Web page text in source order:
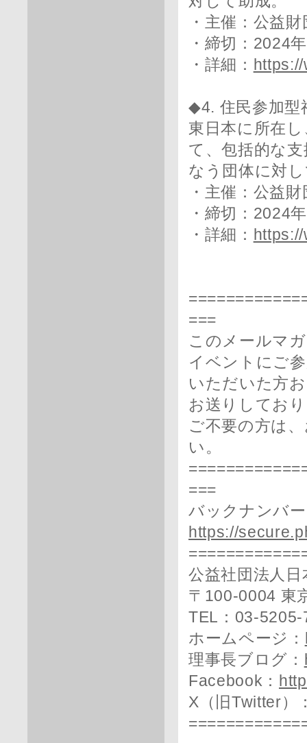
・主催：公益
・締切：2024
・詳細：
◆4. 住民参加型
東日本に所在
て、包括的な
なう団体に対
・主催：公益
・締切：2024
・詳細：
===
このメールマ
イベントにご
いただいた方
お送りしてお
ご不要の方は
い。
===
バックナンバ
https://
公益社団法人
〒100-0004 東
TEL：03-
ホームページ：
理事長ブログ：
Facebook：
X（旧Twitter）